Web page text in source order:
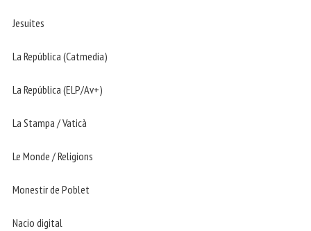
Jesuites
La República (Catmedia)
La República (ELP/Av+)
La Stampa / Vaticà
Le Monde / Religions
Monestir de Poblet
Nacio digital